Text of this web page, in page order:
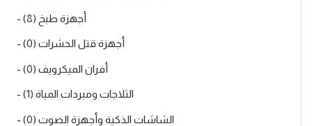
- أجهزة طبخ (8)
- أجهزة قتل الحشرات (0)
- أفران الميكرويف (0)
- الثلاجات ومبردات المياة (1)
- الشاشات الذكية وأجهزة الصوت (0)